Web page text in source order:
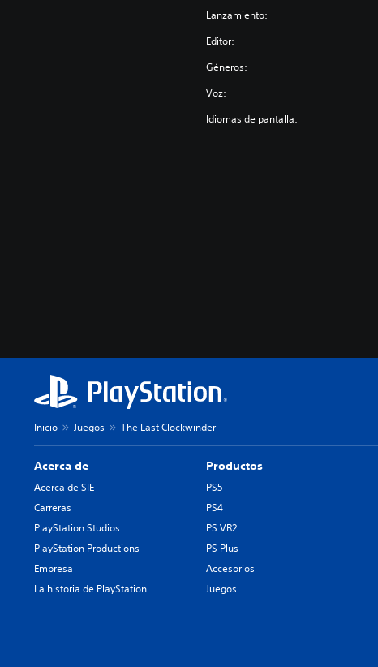
Lanzamiento:
Editor:
Géneros:
Voz:
Idiomas de pantalla:
Inicio Juegos The Last Clockwinder
Acerca de
Acerca de SIE
Carreras
PlayStation Studios
PlayStation Productions
Empresa
La historia de PlayStation
Productos
PS5
PS4
PS VR2
PS Plus
Accesorios
Juegos